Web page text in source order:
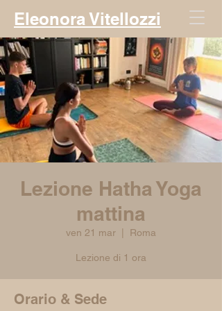
Eleonora Vitellozzi
Lezione Hatha Yoga
mattina
ven 21 mar Roma
Lezione di 1 ora
Orario & Sede